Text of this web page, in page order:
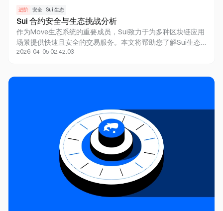
进阶 安全 Sui 生态
Sui 合约安全与生态挑战分析
作为Move生态系统的重要成员，Sui致力于为多种区块链应用
场景提供快速且安全的交易服务。本文将帮助您了解Sui生态
系统用户和开发者面临的安全挑战，结合Beosin多年的安全审
2026-04-05 02:42:03